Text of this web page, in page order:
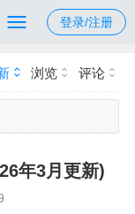
登录/注册
浏览 评论
年3月更新)